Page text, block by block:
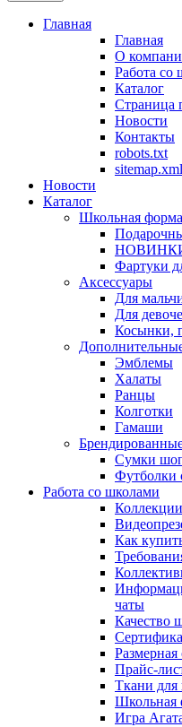
Главная
Главная
О
Работа со
Каталог
Страница
Новости
Контакты
robots.txt
sitemap.xml
Новости
Каталог
Школьная форма
НОВИНКИ!
Фартуки
Аксессуары
Для
Для
Косынки,
Эмблемы
Халаты
Ранцы
Колготки
Гамаши
Сумки
Футболки
Работа со школами
Как
чаты
Качество
Размерная
Прайс-
Ткани
Школьная
Игра